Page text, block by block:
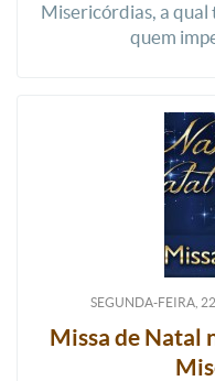
Misericórdias, a qual
quem
SEGUNDA-FEIRA, 22
Missa de Natal